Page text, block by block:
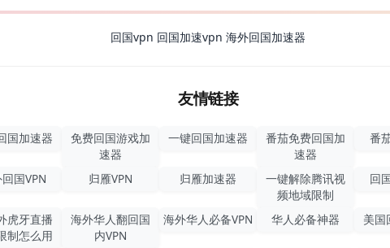
回国vpn 回国加速vpn 海外回国加速器
友情链接
国加速器
免费回国游戏加
速器
一键回国加速器
番茄免费回国加
速器
番
国VPN 归雁VPN 归雁加速器
一键解除腾讯视
频地域限制
回
虎牙直播
制怎么用
海外华人翻回国
内VPN
海外华人必备VPN 华人必备神器 美国